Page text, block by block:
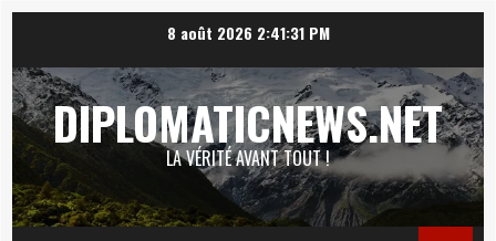
content
8 août 2026 2:41:32 PM
DIPLOMATICNEWS.NET
LA VÉRITÉ AVANT TOUT !